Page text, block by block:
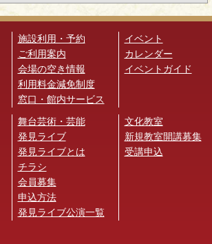
でトニー賞受賞作のミュージカル「バ
の日本上映版の警察音楽隊役として舞
台出演／演奏を行う。2023年11月発売
の小学館図鑑NEO「音楽」に多数の楽
器と演奏録音を提供。2025年現在、古
楽オーケストラの「濱田芳通＆アント
ネッロ」や、常味裕司率いるアラブ音
楽室内楽の「Farha II」にもメンバーと
して参加。
★ 近藤治夫（こんどう・はるお）
バグパイプ、ハーディガーディ他
古楽バグパイプ演奏家・製作家。古楽
施設利用・予約
ご利用案内
会場の空き情報
利用料金減免制度
窓口・館内サービス
イベント
カレンダー
イベントガイド
舞台芸術・芸能
発見ライブ
発見ライブとは
チラシ
会員募集
申込方法
発見ライブ公演一覧
文化教室
新規教室開講募集
受講申込